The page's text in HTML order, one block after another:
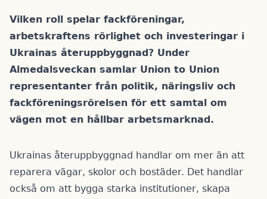
Vilken roll spelar fackföreningar,
arbetskraftens rörlighet och investeringar i
Ukrainas återuppbyggnad? Under
Almedalsveckan samlar Union to Union
representanter från politik, näringsliv och
fackföreningsrörelsen för ett samtal om
vägen mot en hållbar arbetsmarknad.
Ukrainas återuppbyggnad handlar om mer än att
reparera vägar, skolor och bostäder. Det handlar
också om att bygga starka institutioner, skapa